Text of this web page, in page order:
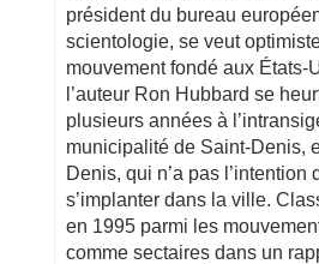
président du bureau
scientologie, se veut
mouvement fondé aux États-
l’auteur Ron Hubbard se
plusieurs années à
municipalité de Saint-Denis,
Denis, qui n’a pas l’intention
s’implanter dans la ville.
en 1995 parmi les
comme sectaires dans un